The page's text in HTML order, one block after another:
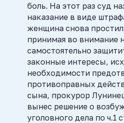
боль. На этот раз суд
наказание в виде
женщина снова
принимая во внимание
самостоятельно
законные интересы,
необходимости
противоправных
сына, прокурор
вынес решение о
уголовного дела по ч.1